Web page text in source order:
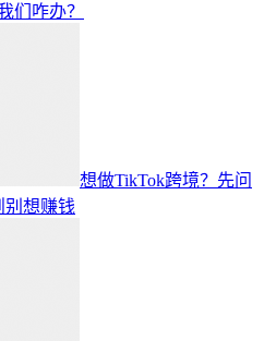
们咋办？
想做TikTok跨境？先问
别想赚钱